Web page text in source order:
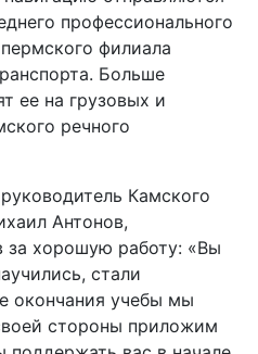
профессионального
филиала
Больше
ее на грузовых и
речного
Камского
Антонов,
за хорошую работу: «Вы
стали
окончания учебы мы
стороны приложим